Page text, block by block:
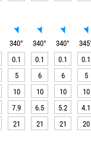
340° 340° 340° 345
0.1 0.1 0.1 0.1
5 6 6 5
10 10 10 10
7.9 6.5 5.2 4.1
21 21 21 20